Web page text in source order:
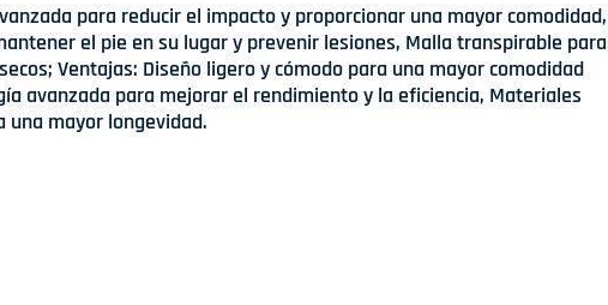
para reducir el impacto y proporcionar una mayor comodidad,
el pie en su lugar y prevenir lesiones, Malla transpirable para
Ventajas: Diseño ligero y cómodo para una mayor comodidad
avanzada para mejorar el rendimiento y la eficiencia, Materiales
mayor longevidad.